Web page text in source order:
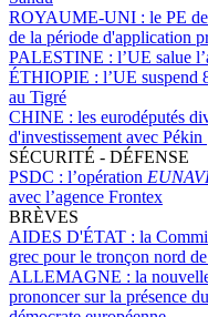
ROYAUME-UNI : le PE
de la période d'application
PALESTINE : l’UE salue
ÉTHIOPIE : l’UE suspend
au Tigré
CHINE : les eurodéputés
d'investissement avec Pékin
SÉCURITÉ - DÉFENSE
PSDC : l’opération
avec l’agence Frontex
BRÈVES
AIDES D'ÉTAT : la
grec pour le tronçon nord
ALLEMAGNE : la
prononcer sur la présence du